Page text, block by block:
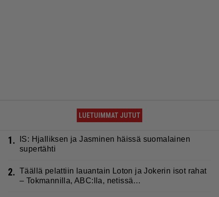
LUETUIMMAT JUTUT
1.
IS: Hjalliksen ja Jasminen häissä suomalainen
supertähti
2. Täällä pelattiin lauantain Loton ja Jokerin isot rahat
– Tokmannilla, ABC:lla, netissä…